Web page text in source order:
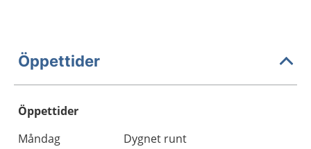
Öppettider
Öppettider
Dag
Öppettider
Kommentarer
Måndag
Dygnet runt